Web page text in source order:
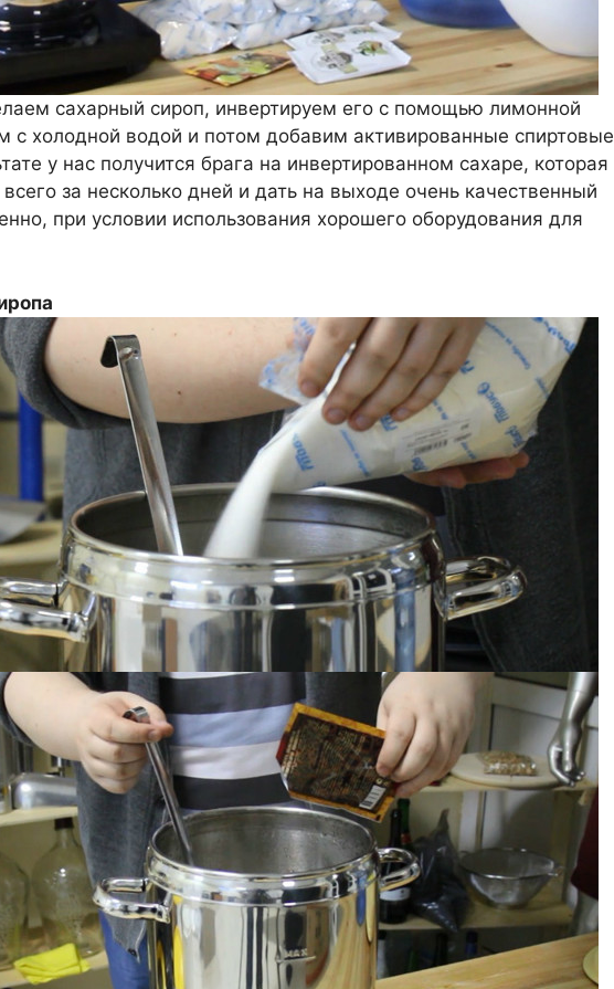
сахарный сироп, инвертируем его с помощью лимонной
с холодной водой и потом добавим активированные спиртовые
у нас получится брага на инвертированном сахаре, которая
за несколько дней и дать на выходе очень качественный
при условии использования хорошего оборудования для